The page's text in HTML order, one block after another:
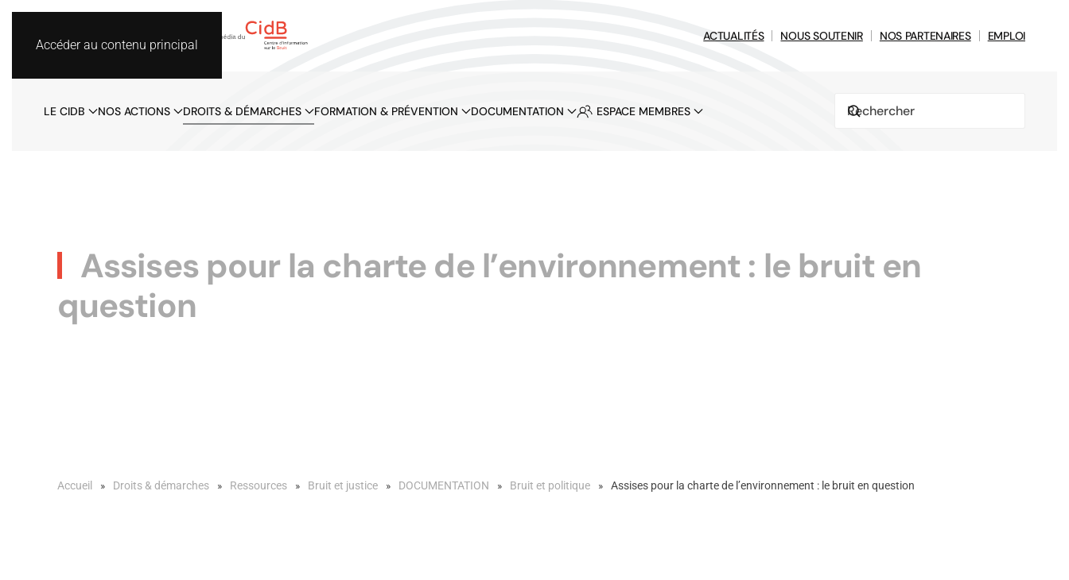
Accéder au contenu principal
ACTUALITÉS NOUS SOUTENIR NOS PARTENAIRES EMPLOI
LE CIDB NOS ACTIONS DROITS & DÉMARCHES FORMATION & PRÉVENTION DOCUMENTATION ESPACE MEMBRES
Assises pour la charte de l’environnement : le bruit en
question
Accueil Droits & démarches Ressources Bruit et justice DOCUMENTATION Bruit et politique Assises pour la charte de l’environnement : le bruit en question